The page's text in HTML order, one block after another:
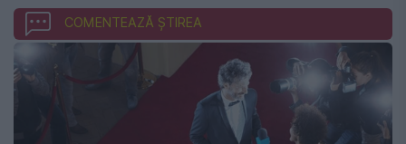
COMENTEAZĂ ȘTIREA